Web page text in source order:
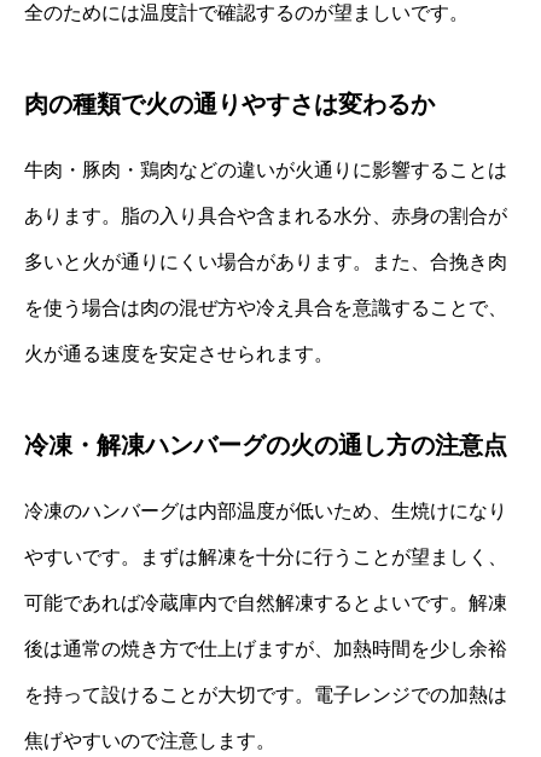
全のためには温度計で確認するのが望ましいです。
肉の種類で火の通りやすさは変わるか
牛肉・豚肉・鶏肉などの違いが火通りに影響することは
あります。脂の入り具合や含まれる水分、赤身の割合が
多いと火が通りにくい場合があります。また、合挽き肉
を使う場合は肉の混ぜ方や冷え具合を意識することで、
火が通る速度を安定させられます。
冷凍・解凍ハンバーグの火の通し方の注意点
冷凍のハンバーグは内部温度が低いため、生焼けになり
やすいです。まずは解凍を十分に行うことが望ましく、
可能であれば冷蔵庫内で自然解凍するとよいです。解凍
後は通常の焼き方で仕上げますが、加熱時間を少し余裕
を持って設けることが大切です。電子レンジでの加熱は
焦げやすいので注意します。